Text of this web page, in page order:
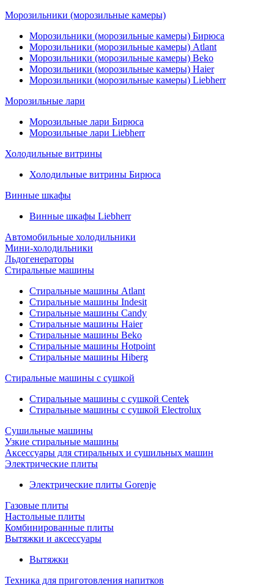
Морозильники (морозильные камеры)
Морозильники (морозильные камеры) Бирюса
Морозильники (морозильные камеры) Atlant
Морозильники (морозильные камеры) Beko
Морозильники (морозильные камеры) Haier
Морозильники (морозильные камеры) Liebherr
Морозильные лари
Морозильные лари Бирюса
Морозильные лари Liebherr
Холодильные витрины
Холодильные витрины Бирюса
Винные шкафы
Винные шкафы Liebherr
Автомобильные холодильники
Мини-холодильники
Льдогенераторы
Стиральные машины
Стиральные машины Atlant
Стиральные машины Indesit
Стиральные машины Candy
Стиральные машины Haier
Стиральные машины Beko
Стиральные машины Hotpoint
Стиральные машины Hiberg
Стиральные машины с сушкой
Стиральные машины с сушкой Centek
Стиральные машины с сушкой Electrolux
Сушильные машины
Узкие стиральные машины
Аксессуары для стиральных и сушильных машин
Электрические плиты
Электрические плиты Gorenje
Газовые плиты
Настольные плиты
Комбинированные плиты
Вытяжки и аксессуары
Вытяжки
Техника для приготовления напитков